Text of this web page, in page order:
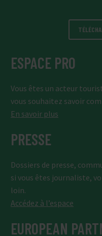
ESPACE PRO
Vous êtes un acteur
vous souhaitez savoir
En savoir plus
PRESSE
Dossiers de presse,
si vous êtes journaliste,
loin.
Accédez à l’espace
EUROPEAN